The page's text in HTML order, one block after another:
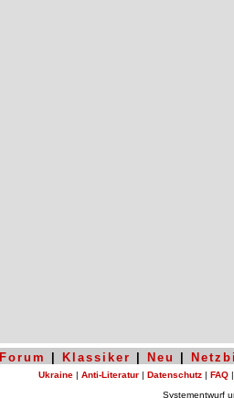
Forum Klassiker Neu
Ukraine | Anti-Literatur | Datenschutz | FAQ
Systementwurf